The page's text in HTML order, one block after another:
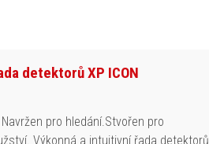
detektorů XP ICON
Navržen pro hledání.Stvořen pro
Výkonná a intuitivní řada detektorů